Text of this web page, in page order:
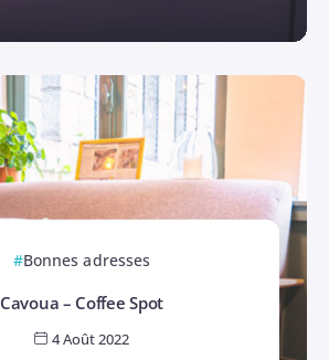
Bonnes adresses
Cavoua – Coffee Spot
4 Août 2022